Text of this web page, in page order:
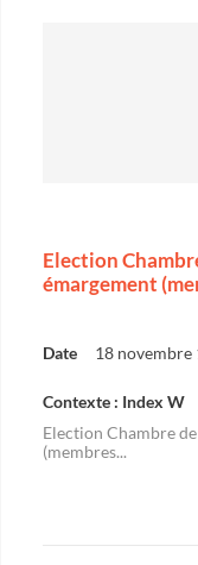
Election
émargement
Date 18 novembre
Contexte : Index W
Election Chambre
(membres...